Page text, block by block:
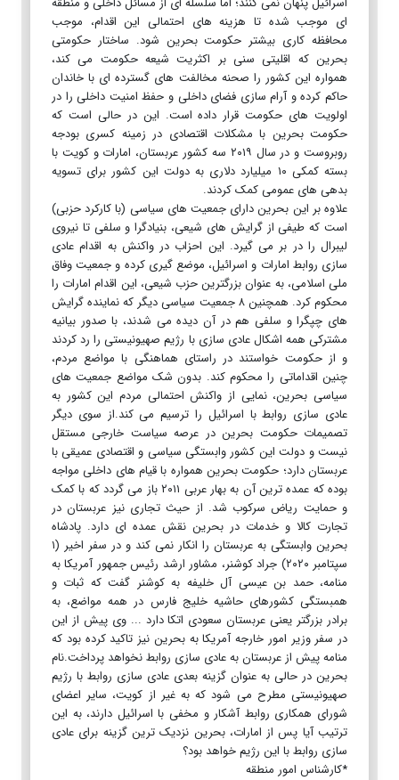
ای موجب شده تا هزینه های احتمالی این اقدام، موجب
محافظه کاری بیشتر حکومت بحرین شود. ساختار حکومتی
‏بحرین که اقلیتی سنی بر اکثریت شیعه حکومت می کند،
همواره این کشور را صحنه مخالفت های گسترده ای با خاندان
حاکم کرده ‏و آرام سازی فضای داخلی و حفظ امنیت داخلی را در
اولویت های حکومت قرار داده است. ‏این در حالی است که
حکومت بحرین با مشکلات اقتصادی در زمینه کسری بودجه
روبروست و در سال ۲۰۱۹ سه کشور ‏عربستان، امارات و کویت با
بسته کمکی ۱۰ میلیارد دلاری به دولت این کشور برای تسویه
بدهی های عمومی کمک کردند. ‏
علاوه بر این بحرین دارای جمعیت های سیاسی (با کارکرد حزبی)
است که طیفی از گرایش های شیعی، بنیادگرا و سلفی تا نیروی
‏لیبرال را در بر می گیرد. این احزاب در واکنش به اقدام عادی
سازی روابط امارات و اسرائیل، موضع گیری کرده و جمعیت وفاق
‏ملی اسلامی، به عنوان بزرگترین حزب شیعی، این اقدام امارات را
محکوم کرد. همچنین ۸ جمعیت سیاسی دیگر که نماینده ‏گرایش
های چپگرا و سلفی هم در آن دیده می شدند، با صدور بیانیه
مشترکی همه اشکال عادی سازی با رژیم صهیونیستی را رد ‏کردند
و از حکومت خواستند در راستای هماهنگی با مواضع مردم،
چنین اقداماتی را محکوم کند. بدون شک مواضع جمعیت های
‏سیاسی بحرین، نمایی از واکنش احتمالی مردم این کشور به
عادی سازی روابط با اسرائیل را ترسیم می کند.‏از سوی دیگر
تصمیمات حکومت بحرین در عرصه سیاست خارجی مستقل
نیست و دولت این کشور وابستگی سیاسی و اقتصادی ‏عمیقی با
عربستان دارد؛ حکومت بحرین همواره با قیام های داخلی مواجه
بوده که عمده ترین آن به بهار عربی ۲۰۱۱ باز می ‏گردد که با کمک
و حمایت ریاض سرکوب شد. ‏از حیث تجاری نیز عربستان در
تجارت کالا و خدمات در بحرین نقش عمده ای دارد. پادشاه
بحرین وابستگی به عربستان را انکار ‏نمی کند و در سفر اخیر (۱
سپتامبر ۲۰۲۰) جراد کوشنر، مشاور ارشد رئیس جمهور آمریکا به
منامه، حمد بن عیسی آل خلیفه به ‏کوشنر گفت که ثبات و
همبستگی کشورهای حاشیه خلیج فارس در همه مواضع، به
برادر بزرگتر یعنی عربستان سعودی اتکا دارد ‏‏... وی پیش از این
در سفر وزیر امور خارجه آمریکا به بحرین نیز تاکید کرده بود که
منامه پیش از عربستان به عادی سازی ‏روابط نخواهد پرداخت.‏نام
بحرین در حالی به عنوان گزینه بعدی عادی سازی روابط با رژیم
صهیونیستی مطرح می شود که به غیر از کویت، سایر ‏اعضای
شورای همکاری روابط آشکار و مخفی با اسرائیل دارند، به این
ترتیب آیا پس از امارات، بحرین نزدیک ترین گزینه ‏برای عادی
سازی روابط با این رژیم خواهد بود؟
*کارشناس امور منطقه